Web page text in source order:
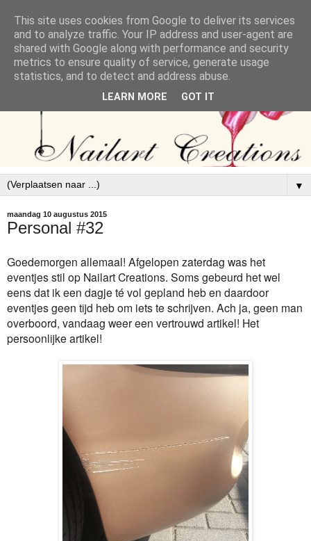
▼
maandag 10 augustus 2015
Personal #32
Goedemorgen allemaal! Afgelopen zaterdag was het
eventjes stil op Nailart Creations. Soms gebeurd het wel
eens dat ik een dagje té vol gepland heb en daardoor
eventjes geen tijd heb om iets te schrijven. Ach ja, geen man
overboord, vandaag weer een vertrouwd artikel! Het
persoonlijke artikel!
This site uses cookies from Google to deliver its services
and to analyze traffic. Your IP address and user-agent are
shared with Google along with performance and security
metrics to ensure quality of service, generate usage
statistics, and to detect and address abuse.
LEARN MORE GOT IT